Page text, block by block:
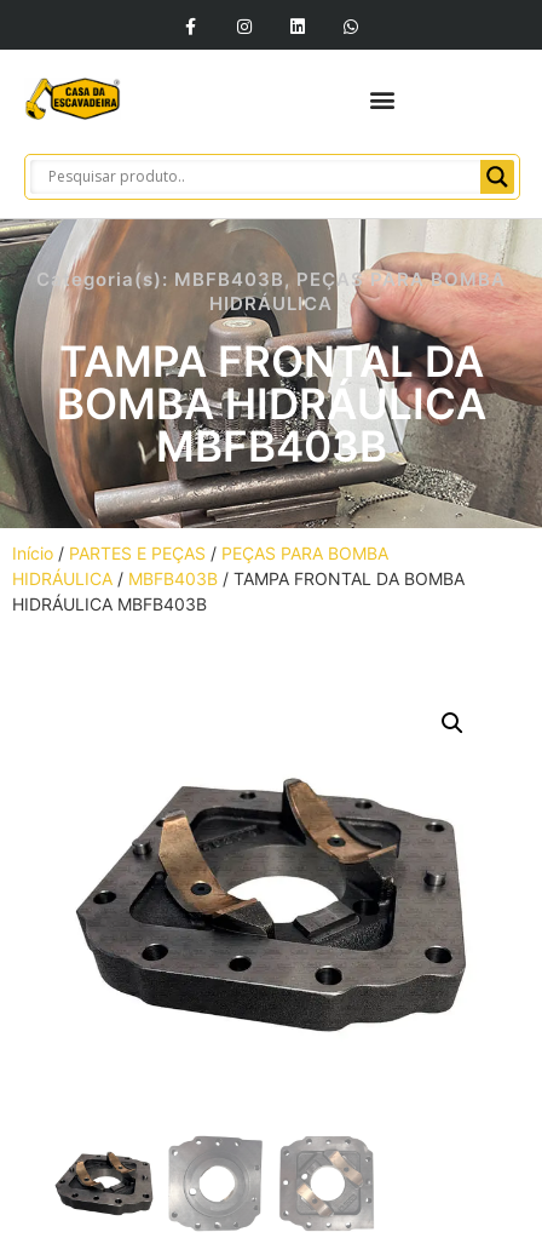
Categoria(s): MBFB403B, PEÇAS PARA BOMBA
HIDRÁULICA
TAMPA FRONTAL DA
BOMBA HIDRÁULICA
MBFB403B
Início / PARTES E PEÇAS / PEÇAS PARA BOMBA
HIDRÁULICA / MBFB403B / TAMPA FRONTAL DA BOMBA
HIDRÁULICA MBFB403B